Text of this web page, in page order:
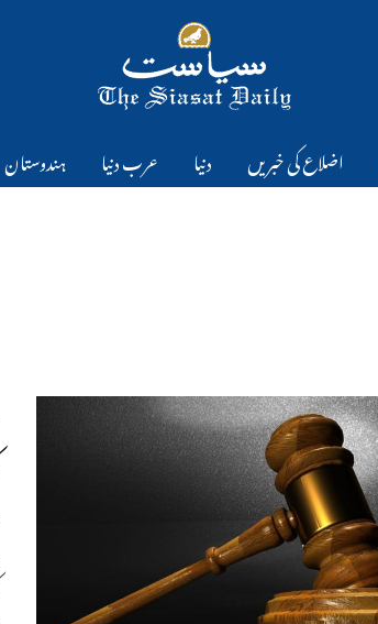
اضلاع کی خبریں دنیا عرب دنیا ہندوستان